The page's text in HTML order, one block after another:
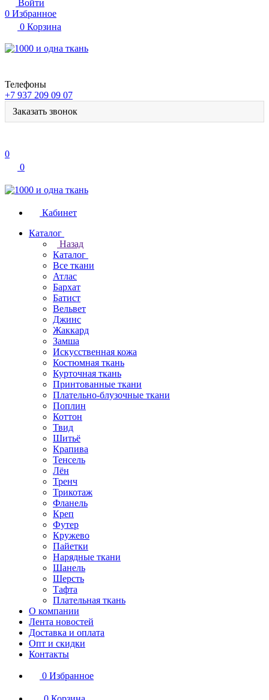
Войти
0 Избранное
0 Корзина
Телефоны
+7 937 209 09 07
Заказать звонок
0
0
Кабинет
Каталог
Назад
Каталог
Все ткани
Атлас
Бархат
Батист
Вельвет
Джинс
Жаккард
Замша
Искусственная кожа
Костюмная ткань
Курточная ткань
Принтованные ткани
Плательно-блузочные ткани
Поплин
Коттон
Твид
Шитьё
Крапива
Тенсель
Лён
Тренч
Трикотаж
Фланель
Креп
Футер
Кружево
Пайетки
Нарядные ткани
Шанель
Шерсть
Тафта
Плательная ткань
О компании
Лента новостей
Доставка и оплата
Опт и скидки
Контакты
0 Избранное